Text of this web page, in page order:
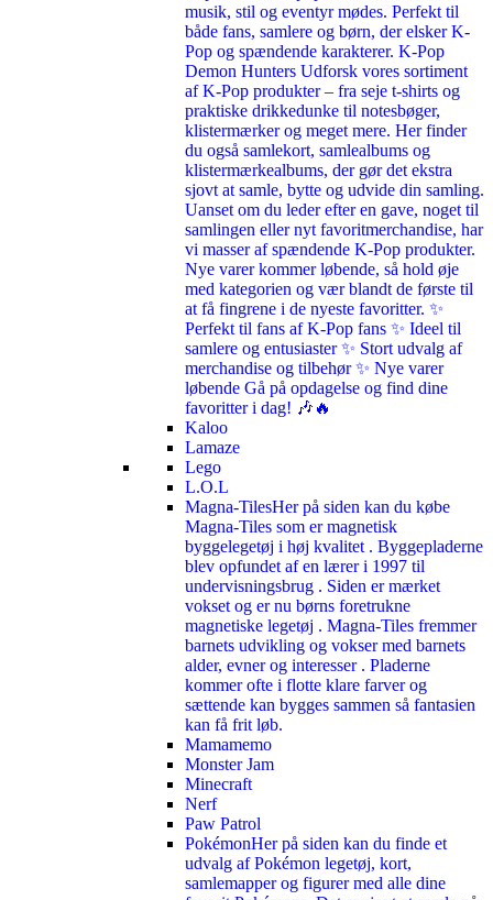
musik, stil og eventyr mødes. Perfekt til
både fans, samlere og børn, der elsker K-
Pop og spændende karakterer. K-Pop
Demon Hunters Udforsk vores sortiment
af K-Pop produkter – fra seje t-shirts og
praktiske drikkedunke til notesbøger,
klistermærker og meget mere. Her finder
du også samlekort, samlealbums og
klistermærkealbums, der gør det ekstra
sjovt at samle, bytte og udvide din samling.
Uanset om du leder efter en gave, noget til
samlingen eller nyt favoritmerchandise, har
vi masser af spændende K-Pop produkter.
Nye varer kommer løbende, så hold øje
med kategorien og vær blandt de første til
at få fingrene i de nyeste favoritter. ✨
Perfekt til fans af K-Pop fans ✨ Ideel til
samlere og entusiaster ✨ Stort udvalg af
merchandise og tilbehør ✨ Nye varer
løbende Gå på opdagelse og find dine
favoritter i dag! 🎶🔥
Kaloo
Lamaze
Lego
L.O.L
Magna-TilesHer på siden kan du købe
Magna-Tiles som er magnetisk
byggelegetøj i høj kvalitet . Byggepladerne
blev opfundet af en lærer i 1997 til
undervisningsbrug . Siden er mærket
vokset og er nu børns foretrukne
magnetiske legetøj . Magna-Tiles fremmer
barnets udvikling og vokser med barnets
alder, evner og interesser . Pladerne
kommer ofte i flotte klare farver og
sættende kan bygges sammen så fantasien
kan få frit løb.
Mamamemo
Monster Jam
Minecraft
Nerf
Paw Patrol
PokémonHer på siden kan du finde et
udvalg af Pokémon legetøj, kort,
samlemapper og figurer med alle dine